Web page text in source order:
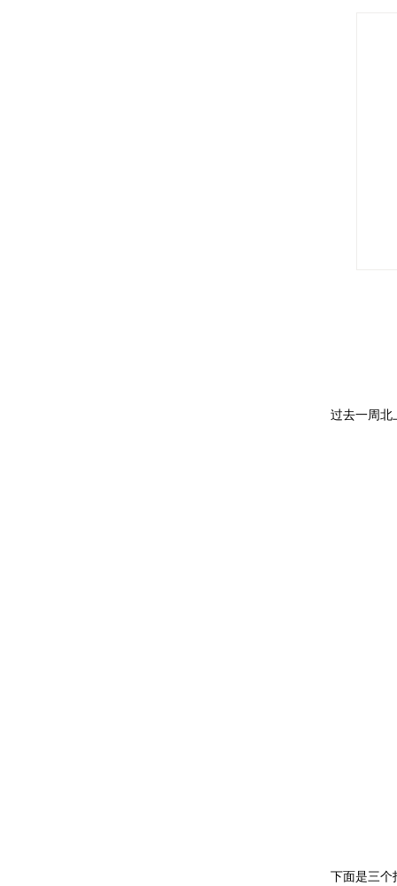
过去一周北
下面是三个